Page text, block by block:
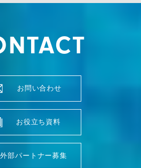
お問い合わせ
お役立ち資料
外部パートナー募集